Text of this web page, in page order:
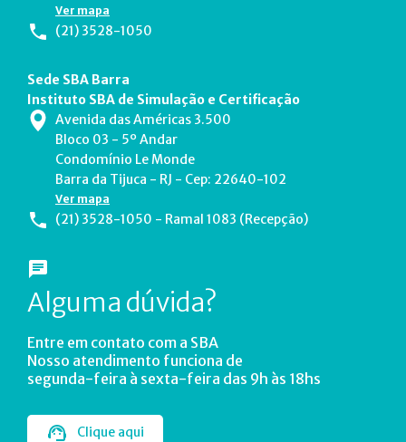
Ver mapa
(21) 3528-1050
Sede SBA Barra
Instituto SBA de Simulação e Certificação
Avenida das Américas 3.500
Bloco 03 - 5º Andar
Condomínio Le Monde
Barra da Tijuca - RJ - Cep: 22640-102
Ver mapa
(21) 3528-1050 - Ramal 1083 (Recepção)
Alguma dúvida?
Entre em contato com a SBA
Nosso atendimento funciona de
segunda-feira à sexta-feira das 9h às 18hs
Clique aqui